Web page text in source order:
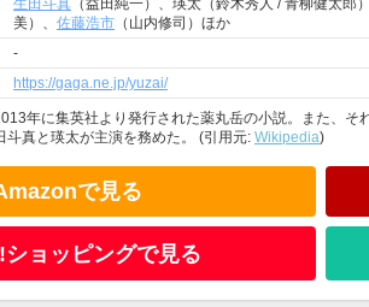
生田斗真 （益田純一）、瑛太（鈴木秀人 / 青柳健太郎）
美）、 佐藤浩市 （山内修司）ほか
-
https://gaga.ne.jp/yuzai/
年に集英社より発行された薬丸岳の小説。また、
斗真と瑛太が主演を務めた。 (引用元: Wikipedia)
で見る
ョッピングで見る